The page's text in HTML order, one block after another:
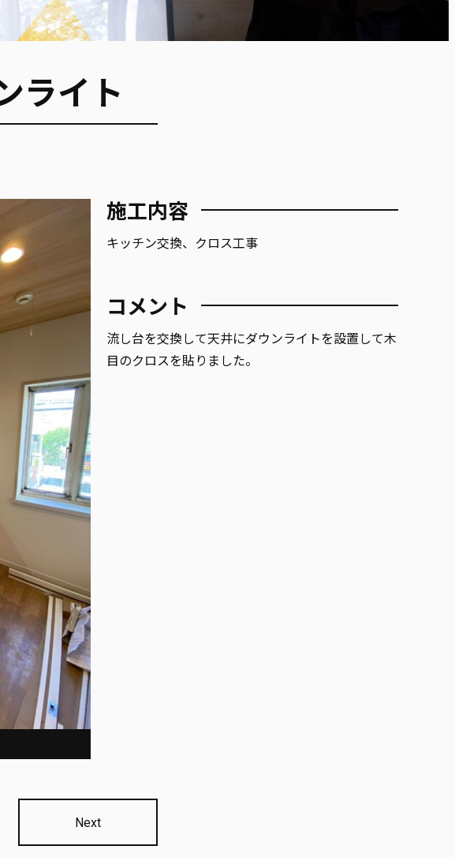
ライト
施工内容
キッチン交換、クロス工事
コメント
流し台を交換して天井にダウンライトを設置して木
目のクロスを貼りました。
Next